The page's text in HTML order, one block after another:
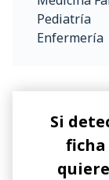
Pediatría
Enfermería
Si
ficha